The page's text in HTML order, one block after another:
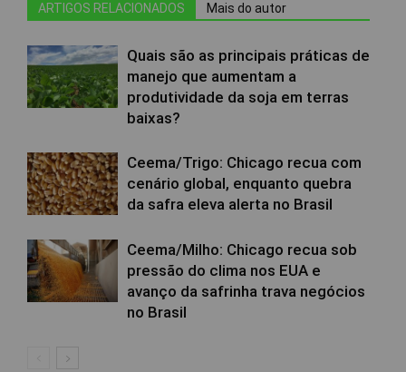
ARTIGOS RELACIONADOS Mais do autor
Quais são as principais práticas de
manejo que aumentam a
produtividade da soja em terras
baixas?
Ceema/Trigo: Chicago recua com
cenário global, enquanto quebra
da safra eleva alerta no Brasil
Ceema/Milho: Chicago recua sob
pressão do clima nos EUA e
avanço da safrinha trava negócios
no Brasil